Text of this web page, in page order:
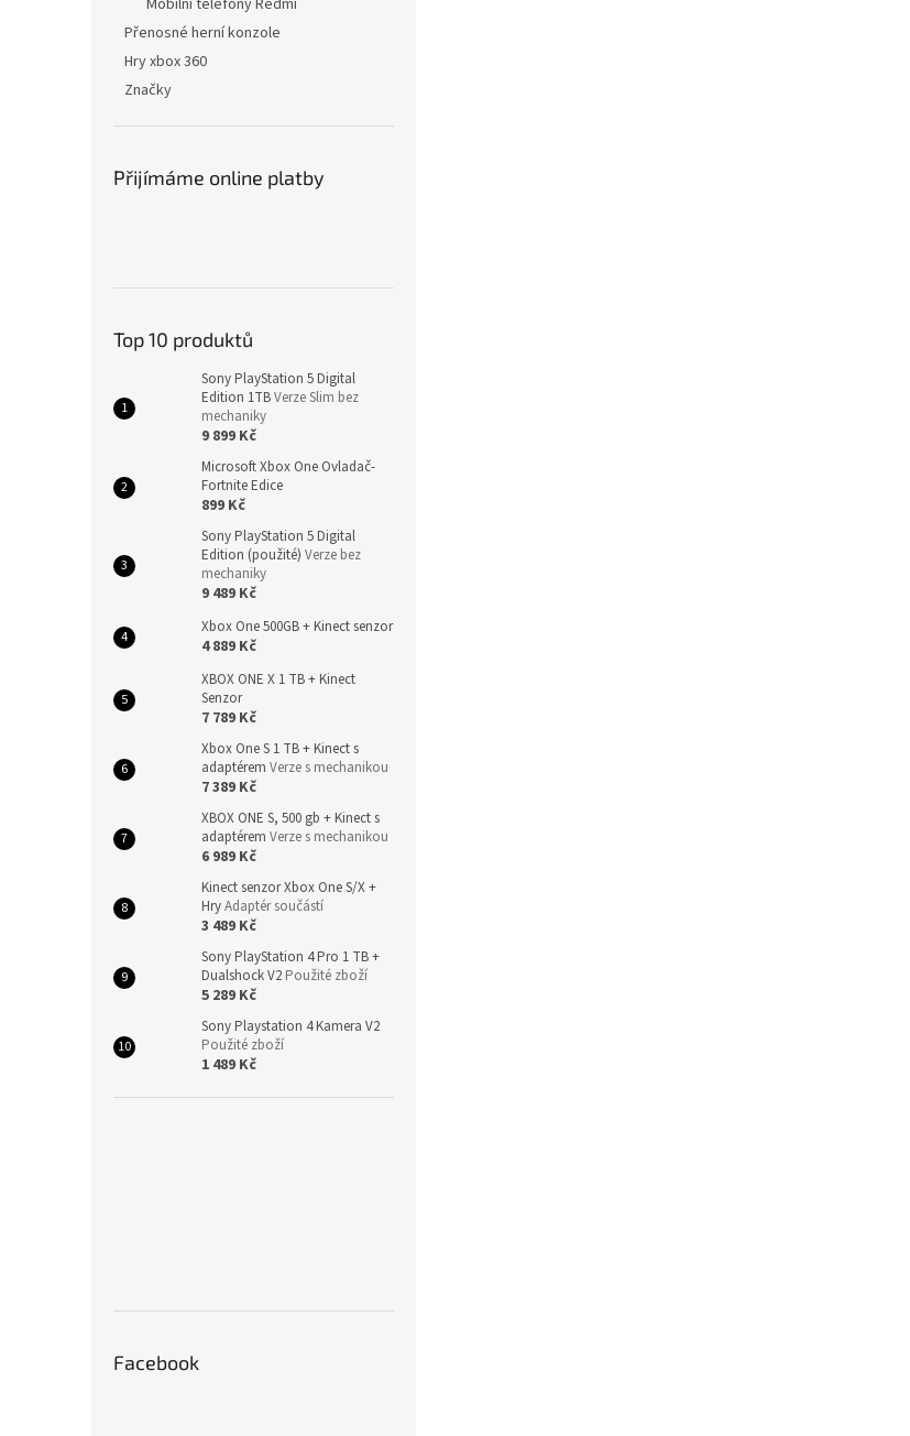
Mobilní telefony Redmi
Přenosné herní konzole
Hry xbox 360
Značky
Přijímáme online platby
Top 10 produktů
Sony PlayStation 5 Digital
Edition 1TBVerze Slim bez
mechaniky
9 899 Kč
Microsoft Xbox One Ovladač-
Fortnite Edice
899 Kč
Sony PlayStation 5 Digital
Edition (použité) Verze bez
mechaniky
9 489 Kč
Xbox One 500GB + Kinect senzor
4 889 Kč
XBOX ONE X 1 TB + Kinect
Senzor
7 789 Kč
Xbox One S 1 TB + Kinect s
adaptérem Verze s mechanikou
7 389 Kč
XBOX ONE S, 500 gb + Kinect s
adaptérem Verze s mechanikou
6 989 Kč
Kinect senzor Xbox One S/X +
HryAdaptér součástí
3 489 Kč
Sony PlayStation 4 Pro 1 TB +
Dualshock V2 Použité zboží
5 289 Kč
Sony Playstation 4 Kamera V2
Použité zboží
1 489 Kč
Facebook